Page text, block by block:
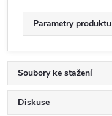
Parametry produktu
Soubory ke stažení
Diskuse